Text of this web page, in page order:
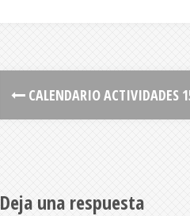
CALENDARIO ACTIVIDADES
Deja una respuesta